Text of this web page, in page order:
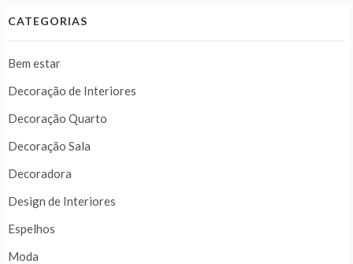
CATEGORIAS
Bem estar
Decoração de Interiores
Decoração Quarto
Decoração Sala
Decoradora
Design de Interiores
Espelhos
Moda